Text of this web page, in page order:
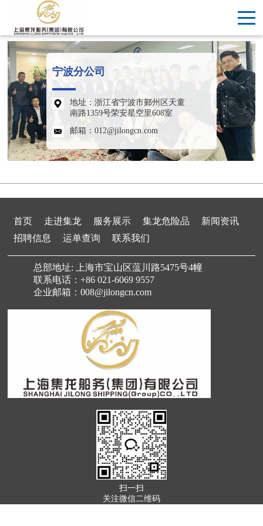
集团总部
宁波分公司
地址：浙江省宁波市鄞州区天童
南路1359号荣安星空里608室
邮箱：012@jilongcn.com
首页 走进集龙 服务展示 集龙危险品
新闻资讯
招聘信息
运单查询 联系我们
总部地址: 上海市宝山区蕰川路5475号4幢
联系电话：+86 021-6069 9557
企业邮箱：008@jilongcn.com
扫一扫
关注微信二维码